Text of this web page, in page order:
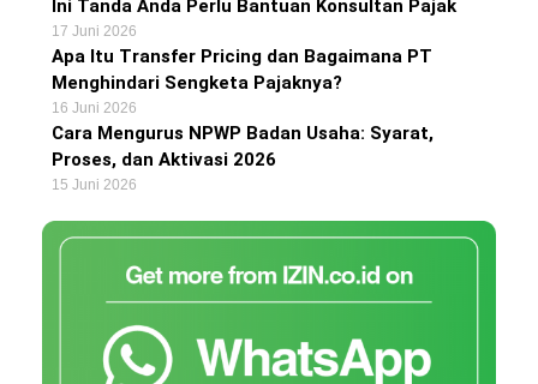
Ini Tanda Anda Perlu Bantuan Konsultan Pajak
17 Juni 2026
Apa Itu Transfer Pricing dan Bagaimana PT
Menghindari Sengketa Pajaknya?
16 Juni 2026
Cara Mengurus NPWP Badan Usaha: Syarat,
Proses, dan Aktivasi 2026
15 Juni 2026